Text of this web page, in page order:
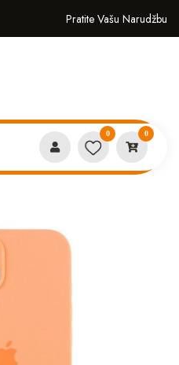
Pratite Vašu Narudžbu
0 0
Iphone 15 case narandžasta*